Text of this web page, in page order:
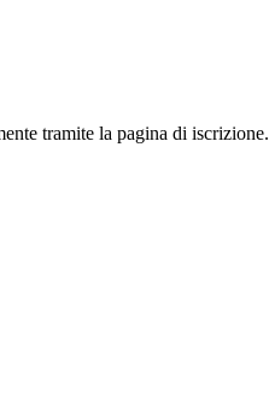
tramite la pagina di iscrizione.